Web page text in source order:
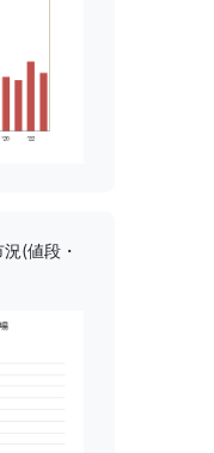
(値段・